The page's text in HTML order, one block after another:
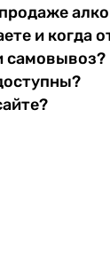
и когда
самовывоз?